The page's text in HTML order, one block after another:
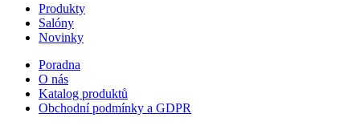
Produkty
Salóny
Novinky
Poradna
O nás
Katalog produktů
Obchodní podmínky a GDPR